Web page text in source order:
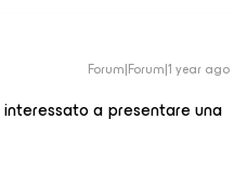
Forum|Forum|1 year ago
interessato a presentare una